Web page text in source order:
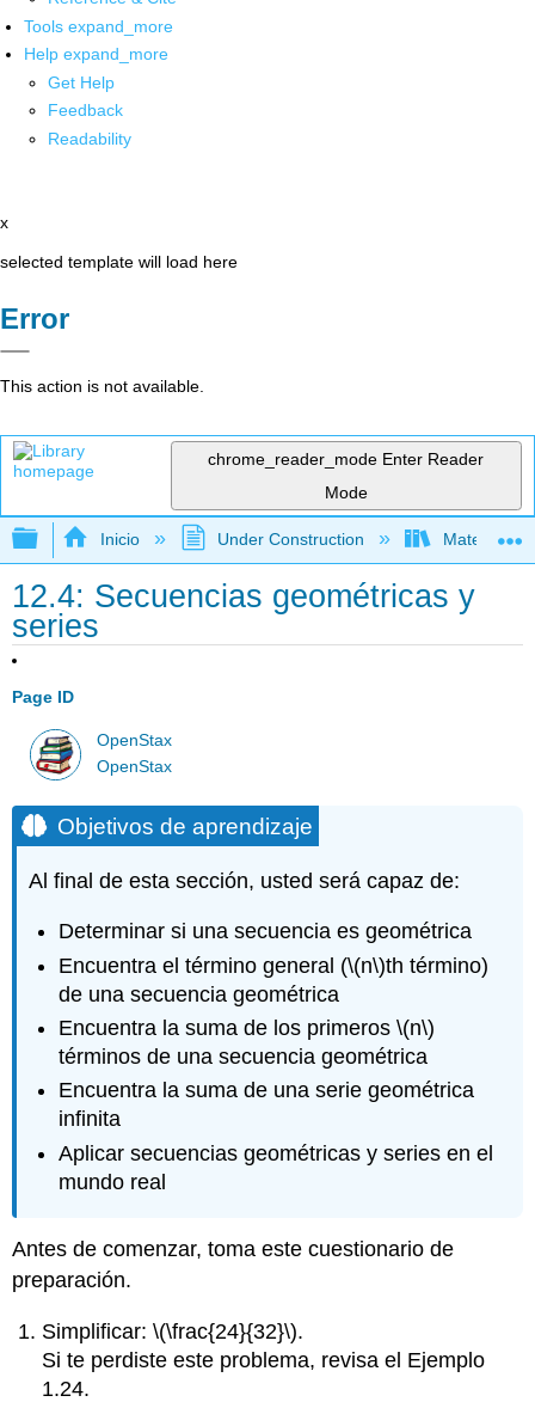
Tools expand_more
Help expand_more
Get Help
Feedback
Readability
x
selected template will load here
Error
This action is not available.
chrome_reader_mode Enter Reader
Mode
Expandir/contraer jerarquía global
Inicio Under Construction
12.4: Secuencias geométricas y
series
Page ID
OpenStax
OpenStax
Objetivos de aprendizaje
Al final de esta sección, usted será capaz de:
Determinar si una secuencia es geométrica
Encuentra el término general (\(n\)th término)
de una secuencia geométrica
Encuentra la suma de los primeros\(n\)
términos de una secuencia geométrica
Encuentra la suma de una serie geométrica
infinita
Aplicar secuencias geométricas y series en el
mundo real
Antes de comenzar, toma este cuestionario de
preparación.
Simplificar:\(\frac{24}{32}\).
Si te perdiste este problema, revisa el Ejemplo
1.24.